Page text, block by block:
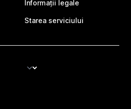
Informații legale
Starea serviciului